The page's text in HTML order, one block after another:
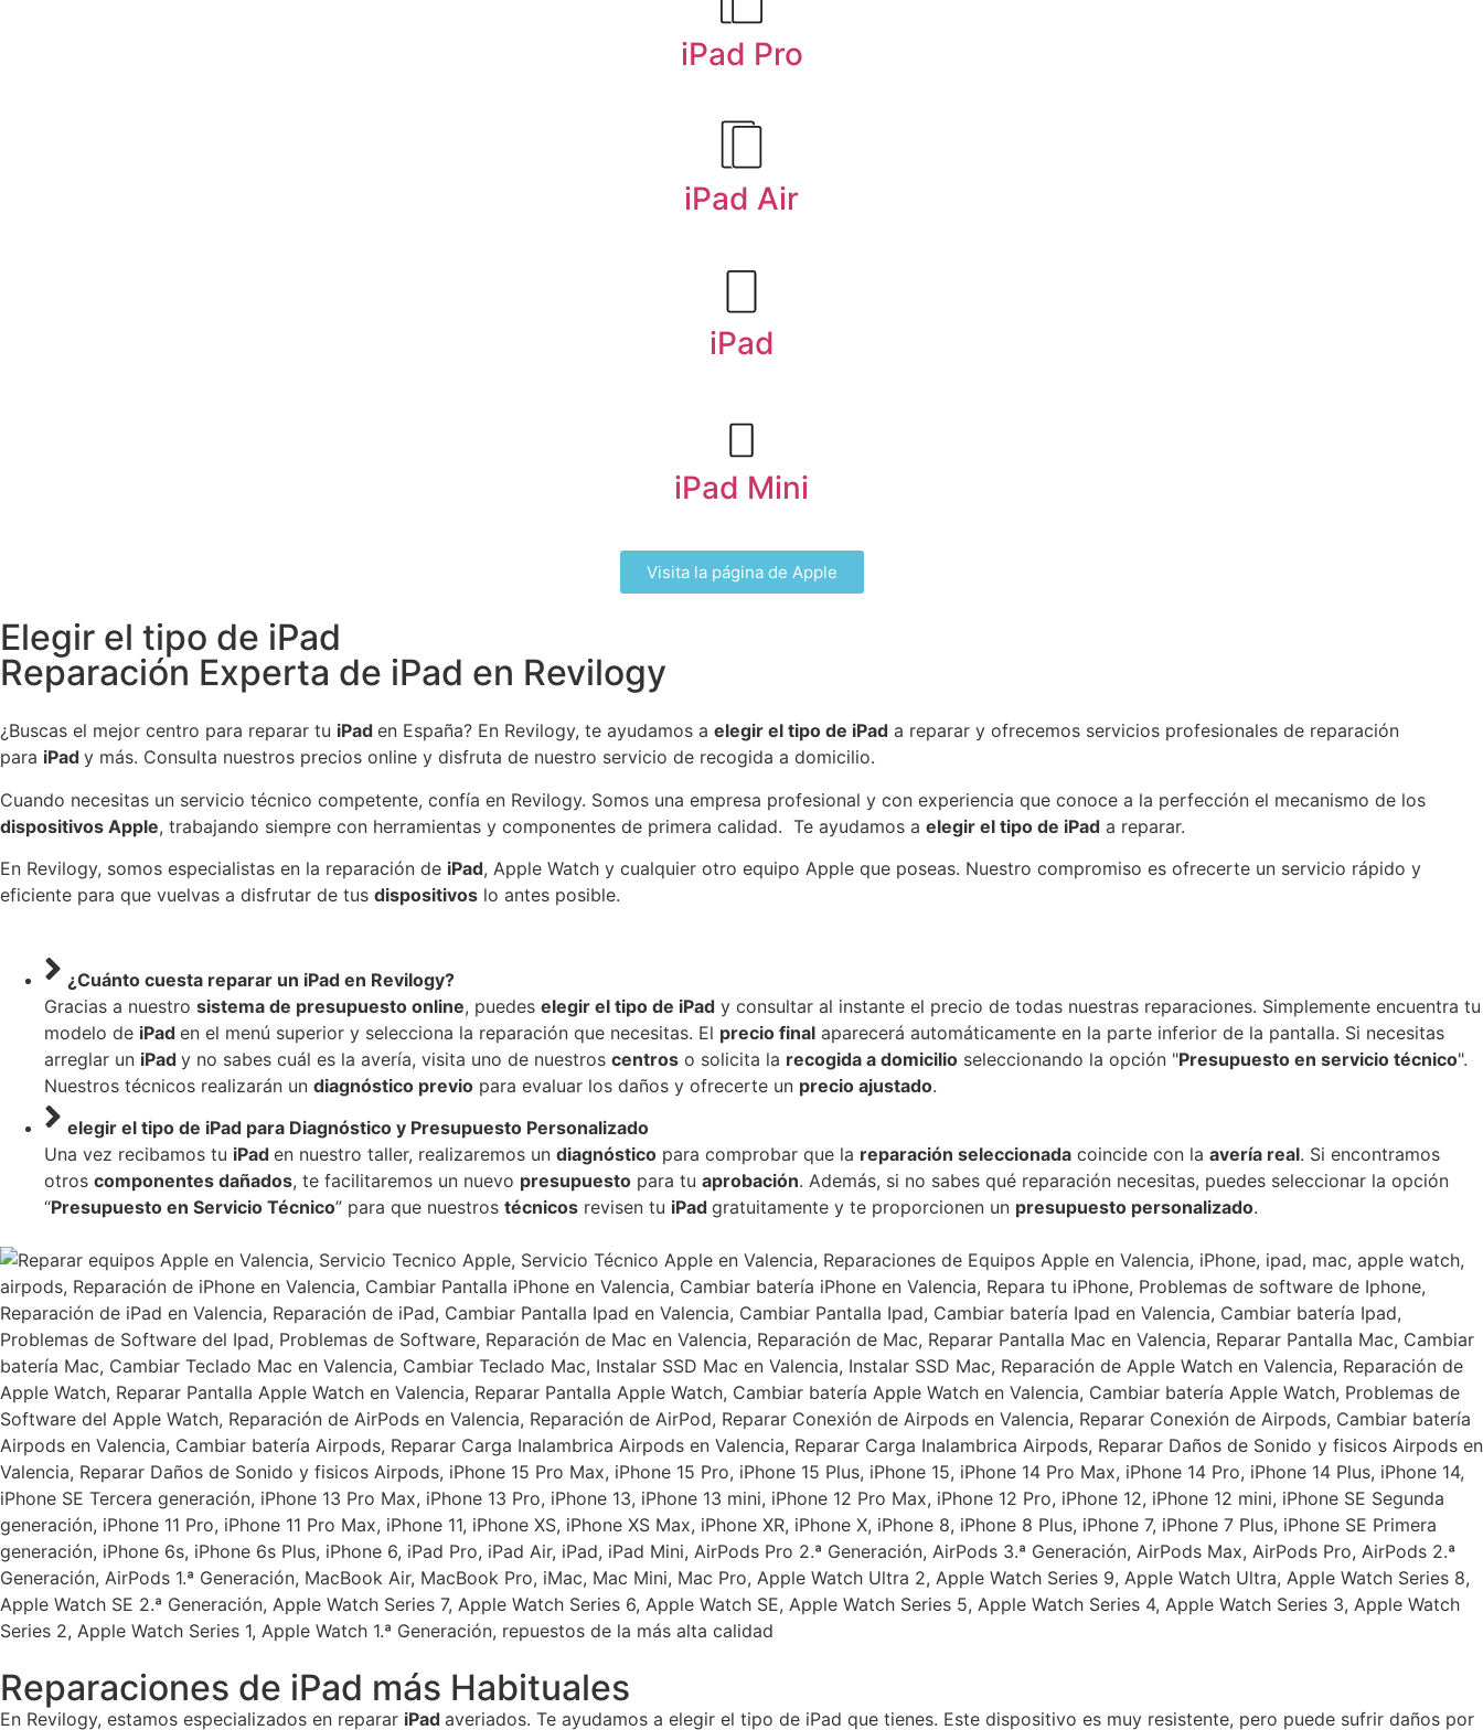
iPad Pro
iPad Air
iPad
iPad Mini
Visita la página de Apple
Elegir el tipo de iPad
Reparación Experta de iPad en Revilogy
¿Buscas el mejor centro para reparar tu iPad en España? En Revilogy, te ayudamos a elegir el tipo de iPad a reparar y ofrecemos servicios profesionales de reparación
para iPad y más. Consulta nuestros precios online y disfruta de nuestro servicio de recogida a domicilio.
Cuando necesitas un servicio técnico competente, confía en Revilogy. Somos una empresa profesional y con experiencia que conoce a la perfección el mecanismo de los
dispositivos Apple, trabajando siempre con herramientas y componentes de primera calidad. Te ayudamos a elegir el tipo de iPad a reparar.
En Revilogy, somos especialistas en la reparación de iPad, Apple Watch y cualquier otro equipo Apple que poseas. Nuestro compromiso es ofrecerte un servicio rápido y
eficiente para que vuelvas a disfrutar de tus dispositivos lo antes posible.
¿Cuánto cuesta reparar un iPad en Revilogy?
Gracias a nuestro sistema de presupuesto online, puedes elegir el tipo de iPad y consultar al instante el precio de todas nuestras reparaciones. Simplemente encuentra tu
modelo de iPad en el menú superior y selecciona la reparación que necesitas. El precio final aparecerá automáticamente en la parte inferior de la pantalla. Si necesitas
arreglar un iPad y no sabes cuál es la avería, visita uno de nuestros centros o solicita la recogida a domicilio seleccionando la opción "Presupuesto en servicio técnico".
Nuestros técnicos realizarán un diagnóstico previo para evaluar los daños y ofrecerte un precio ajustado.
elegir el tipo de iPad para Diagnóstico y Presupuesto Personalizado
Una vez recibamos tu iPad en nuestro taller, realizaremos un diagnóstico para comprobar que la reparación seleccionada coincide con la avería real. Si encontramos
otros componentes dañados, te facilitaremos un nuevo presupuesto para tu aprobación. Además, si no sabes qué reparación necesitas, puedes seleccionar la opción
“Presupuesto en Servicio Técnico” para que nuestros técnicos revisen tu iPad gratuitamente y te proporcionen un presupuesto personalizado.
Reparaciones de iPad más Habituales
En Revilogy, estamos especializados en reparar iPad averiados. Te ayudamos a elegir el tipo de iPad que tienes. Este dispositivo es muy resistente, pero puede sufrir daños por